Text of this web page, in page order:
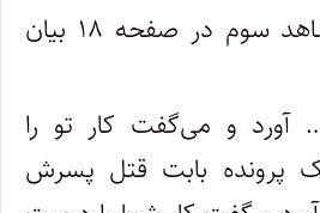
آقای… به عنوان شاهد سوم در صفحه ۱۸ بیان
آورد و می‌گفت کار تو را
پرونده بابت قتل پسرش